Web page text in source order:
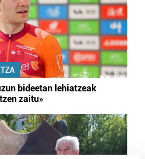
bideetan lehiatzeak
zaitu»